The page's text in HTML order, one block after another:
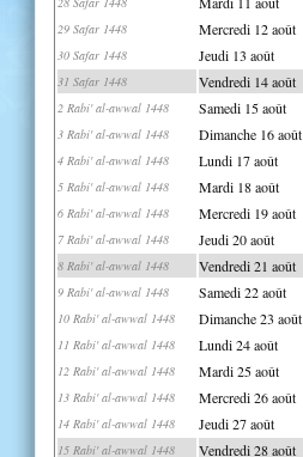
29 Safar 1448 Mercredi 12 août
30 Safar 1448 Jeudi 13 août
31 Safar 1448 Vendredi 14 août
2 Rabi' al-awwal 1448 Samedi 15 août
3 Rabi' al-awwal 1448 Dimanche 16 août
4 Rabi' al-awwal 1448 Lundi 17 août
5 Rabi' al-awwal 1448 Mardi 18 août
6 Rabi' al-awwal 1448 Mercredi 19 août
7 Rabi' al-awwal 1448 Jeudi 20 août
8 Rabi' al-awwal 1448 Vendredi 21 août
9 Rabi' al-awwal 1448 Samedi 22 août
10 Rabi' al-awwal 1448 Dimanche 23 août
11 Rabi' al-awwal 1448 Lundi 24 août
12 Rabi' al-awwal 1448 Mardi 25 août
13 Rabi' al-awwal 1448 Mercredi 26 août
14 Rabi' al-awwal 1448 Jeudi 27 août
15 Rabi' al-awwal 1448 Vendredi 28 août